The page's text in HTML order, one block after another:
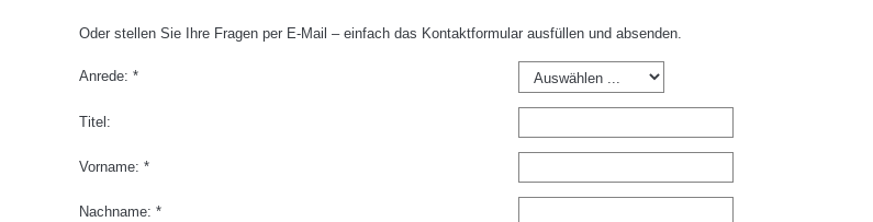
Oder stellen Sie Ihre Fragen per E-Mail – einfach das Kontaktformular ausfüllen und absenden.
Anrede: *
Titel:
Vorname: *
Nachname: *